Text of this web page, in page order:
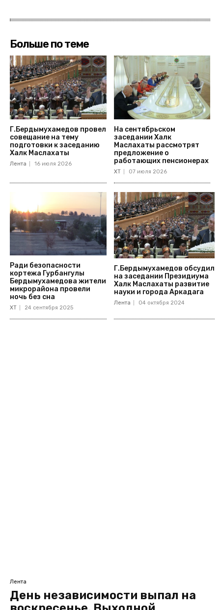
Больше по теме
Г.Бердымухамедов провел
совещание на тему
подготовки к заседанию
Халк Маслахаты
Лента 16 июля 2026
На сентябрьском
заседании Халк
Маслахаты рассмотрят
предложение о
работающих пенсионерах
ХТ 07 июля 2026
Ради безопасности
кортежа Гурбангулы
Бердымухамедова жители
микрорайона провели
ночь без сна
ХТ 24 сентября 2025
Г.Бердымухамедов обсудил
на заседании Президиума
Халк Маслахаты развитие
науки и города Аркадага
Лента 04 октября 2024